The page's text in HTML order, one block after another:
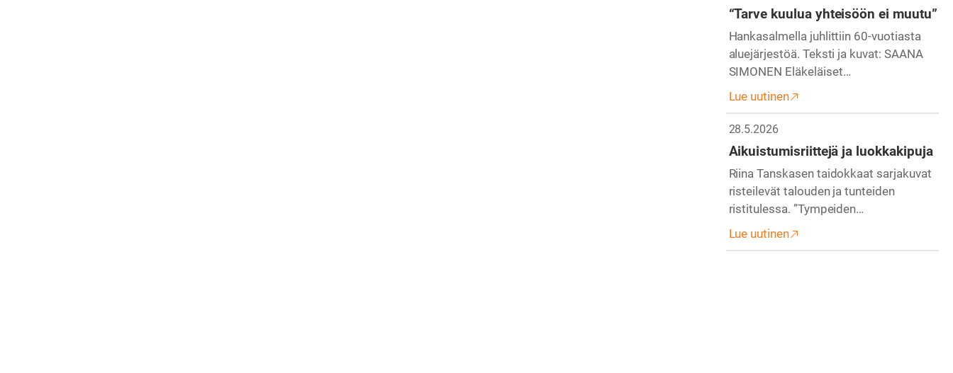
“Tarve kuulua yhteisöön ei muutu”
Hankasalmella juhlittiin 60-vuotiasta
aluejärjestöä. Teksti ja kuvat: SAANA
SIMONEN Eläkeläiset…
Lue uutinen
28.5.2026
Aikuistumisriittejä ja luokkakipuja
Riina Tanskasen taidokkaat sarjakuvat
risteilevät talouden ja tunteiden
ristitulessa. ”Tympeiden…
Lue uutinen